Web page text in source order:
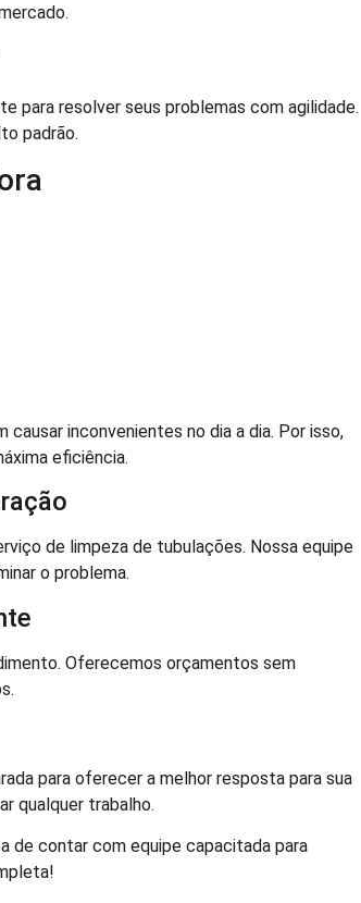
para resolver seus problemas com agilidade.
padrão.
inconvenientes no dia a dia. Por isso,
eficiência.
de limpeza de tubulações. Nossa equipe
o problema.
Oferecemos orçamentos sem
para oferecer a melhor resposta para sua
qualquer trabalho.
de contar com equipe capacitada para